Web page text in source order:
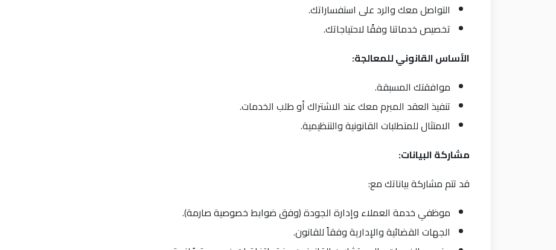
التواصل معك والرد على استفساراتك.
تخصيص خدماتنا وفقًا لاحتياجاتك.
الأساس القانوني للمعالجة:
موافقتك المسبقة.
تنفيذ العقد المبرم معك عند الاشتراك أو طلب الخدمات.
الامتثال للمتطلبات القانونية والتنظيمية.
مشاركة البيانات:
قد تتم مشاركة بياناتك مع:
موظفي خدمة العملاء وإدارة الجودة (وفق ضوابط خصوصية صارمة).
الجهات القضائية والإدارية وفقاً للقانون.